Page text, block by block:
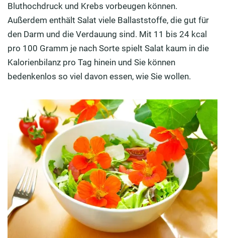
Bluthochdruck und Krebs vorbeugen können.
Außerdem enthält Salat viele Ballaststoffe, die gut für
den Darm und die Verdauung sind. Mit 11 bis 24 kcal
pro 100 Gramm je nach Sorte spielt Salat kaum in die
Kalorienbilanz pro Tag hinein und Sie können
bedenkenlos so viel davon essen, wie Sie wollen.